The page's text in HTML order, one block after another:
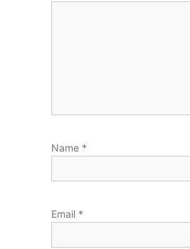
Name *
Email *